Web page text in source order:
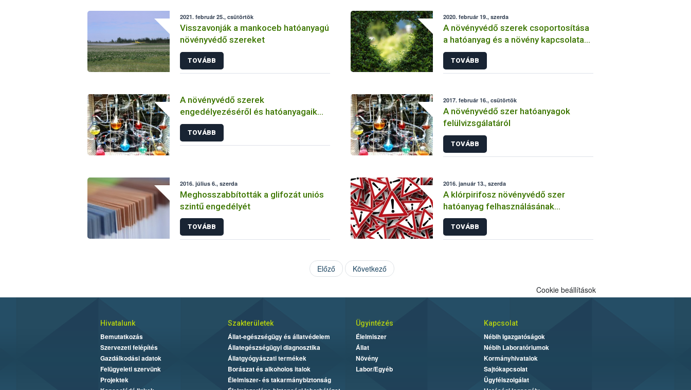
2021. február 25., csütörtök
Visszavonják a mankoceb hatóanyagú
növényvédő szereket
TOVÁBB
2020. február 19., szerda
A növényvédő szerek csoportosítása
a hatóanyag és a növény kapcsolata
szerint
TOVÁBB
A növényvédő szerek
engedélyezéséről és hatóanyagaik
vizsgálatáról
TOVÁBB
2017. február 16., csütörtök
A növényvédő szer hatóanyagok
felülvizsgálatáról
TOVÁBB
2016. július 6., szerda
Meghosszabbították a glifozát uniós
szintű engedélyét
TOVÁBB
2016. január 13., szerda
A klórpirifosz növényvédő szer
hatóanyag felhasználásának
korlátozása
TOVÁBB
Előző Következő
Cookie beállítások
Hivatalunk
Bemutatkozás
Szervezeti felépítés
Gazdálkodási adatok
Felügyeleti szervünk
Projektek
Szakterületek
Állat-egészségügy és állatvédelem
Állategészségügyi diagnosztika
Állatgyógyászati termékek
Borászat és alkoholos italok
Élelmiszer- és takarmánybiztonság
Ügyintézés
Élelmiszer
Állat
Növény
Labor/Egyéb
Kapcsolat
Nébih Igazgatóságok
Nébih Laboratóriumok
Kormányhivatalok
Sajtókapcsolat
Ügyfélszolgálat